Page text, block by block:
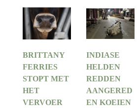
BRITTANY
FERRIES
STOPT MET
HET
VERVOER
INDIASE
HELDEN
REDDEN
AANGERED
EN KOEIEN